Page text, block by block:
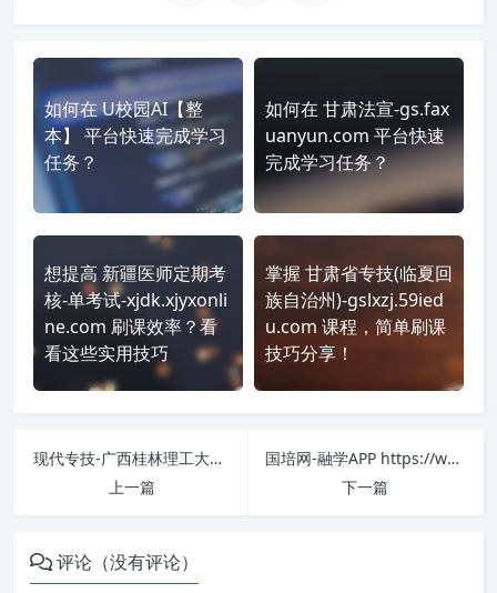
如何在 U校园AI【整
本】 平台快速完成学习
任务？
如何在 甘肃法宣-gs.fax
uanyun.com 平台快速
完成学习任务？
想提高 新疆医师定期考
核-单考试-xjdk.xjyxonli
ne.com 刷课效率？看
看这些实用技巧
掌握 甘肃省专技(临夏回
族自治州)-gslxzj.59ied
u.com 课程，简单刷课
技巧分享！
现代专技-广西桂林理工大学 https://ggzj.chinamde.cn/ 课程学习无压力！教你高效刷题技巧
上一篇
国培网-融学APP https://web.chinahrt.com/ 刷课也能轻松过！简单技巧大公开
下一篇
评论（没有评论）